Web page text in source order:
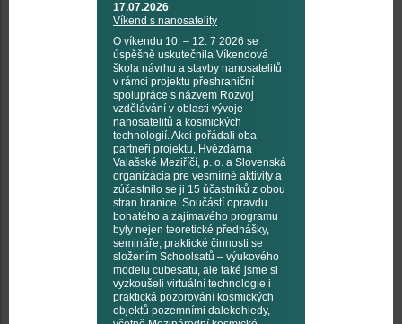
17.07.2026
Víkend s nanosatelity
O víkendu 10. – 12. 7 2026 se
úspěšně uskutečnila Víkendová
škola návrhu a stavby nanosatelitů
v rámci projektu přeshraniční
spolupráce s názvem Rozvoj
vzdělávání v oblasti vývoje
nanosatelitů a kosmických
technologií. Akci pořádali oba
partneři projektu, Hvězdárna
Valašské Meziříčí, p. o. a Slovenská
organizácia pre vesmírné aktivity a
zúčastnilo se ji 15 účastníků z obou
stran hranice. Součástí opravdu
bohatého a zajímavého programu
byly nejen teoretické přednášky,
semináře, praktické činnosti se
složením Schoolsatů – výukového
modelu cubesatu, ale také jsme si
vyzkoušeli virtuální technologie i
praktická pozorování kosmických
objektů pozemními dalekohledy,